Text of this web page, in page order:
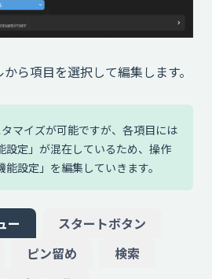
ら項目を選択して編集します。
マイズが可能ですが、各項目には
設定」が混在しているため、操作
設定」を編集していきます。
ー
スタートボタン
ピン留め
検索